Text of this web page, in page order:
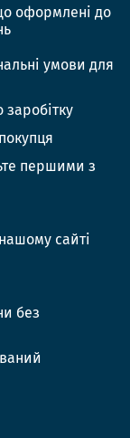
оформлені до
умови для
заробітку
першими з
сайті
без